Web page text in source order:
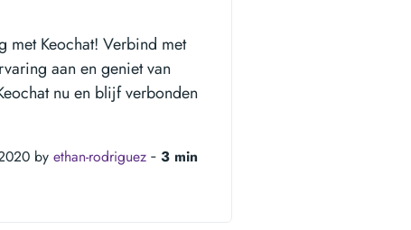
met Keochat! Verbind met
aan en geniet van
nu en blijf verbonden
by ethan-rodriguez ‐ 3 min